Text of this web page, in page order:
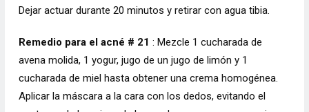
Dejar actuar durante 20 minutos y retirar con agua tibia.
Remedio para el acné # 21 : Mezcle 1 cucharada de
avena molida, 1 yogur, jugo de un jugo de limón y 1
cucharada de miel hasta obtener una crema homogénea.
Aplicar la máscara a la cara con los dedos, evitando el